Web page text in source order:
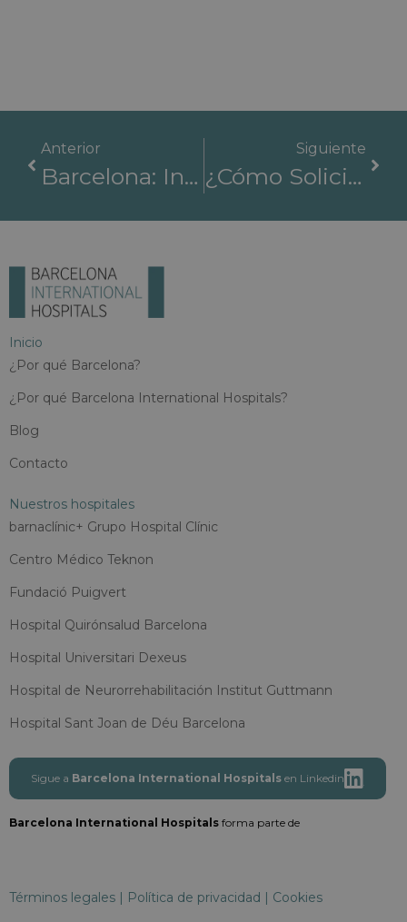
Anterior
Barcelona: Innovación, Salud Y Excelencia Médica En Una Ciudad Inteligente De Clase Mundial
Siguiente
¿Cómo Solicitar Una Visa Médica Para España?
Inicio
¿Por qué Barcelona?
¿Por qué Barcelona International Hospitals?
Blog
Contacto
Nuestros hospitales
barnaclínic+ Grupo Hospital Clínic
Centro Médico Teknon
Fundació Puigvert
Hospital Quirónsalud Barcelona
Hospital Universitari Dexeus
Hospital de Neurorrehabilitación Institut Guttmann
Hospital Sant Joan de Déu Barcelona
Sigue a Barcelona International Hospitals en Linkedin
Barcelona International Hospitals forma parte de
Términos legales | Política de privacidad | Cookies